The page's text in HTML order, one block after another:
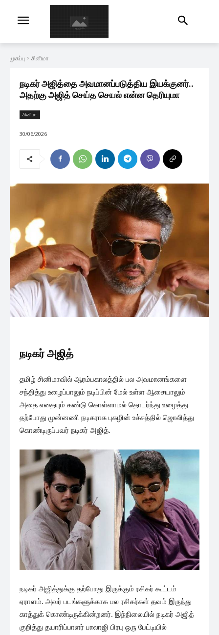
முகப்பு சினிமா
நடிகர் அஜித்தை அவமானப்படுத்திய இயக்குனர்..
அதற்கு அஜித் செய்த செயல் என்ன தெரியுமா
சினிமா
30/06/2026
நடிகர் அஜித்
தமிழ் சினிமாவில் ஆரம்பகாலத்தில் பல அவமானங்களை
சந்தித்து உழைப்பாலும் நடிப்பின் மேல் உள்ள ஆசையாலும்
அதை எதையும் கண்டு கொள்ளாமல் தொடர்ந்து உழைத்து
தற்போது முன்னணி நடிகராக புகழின் உச்சத்தில் ஜொலித்து
கொண்டிருப்பவர் நடிகர் அஜித்.
நடிகர் அஜித்துக்கு தற்போது இருக்கும் ரசிகர் கூட்டம்
ஏராளம். அவர் படங்களுக்காக பல ரசிகர்கள் தவம் இருந்து
காத்துக் கொண்டிருக்கின்றனர். இந்நிலையில் நடிகர் அஜித்
குறித்து தயாரிப்பாளர் பாலாஜி பிரபு ஒரு பேட்டியில்